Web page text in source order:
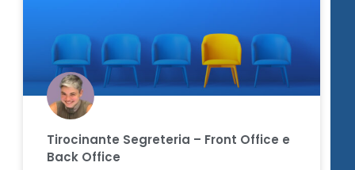
Tirocinante Segreteria – Front Office e
Back Office